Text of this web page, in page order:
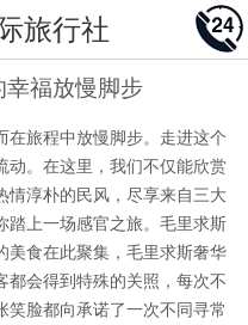
旅行社
福放慢脚步
在旅程中放慢脚步。走进这个
动。在这里，我们不仅能欣赏
情淳朴的民风，尽享来自三大
踏上一场感官之旅。毛里求斯
美食在此聚集，毛里求斯奢华
都会得到特殊的关照，每次不
笑脸都向承诺了一次不同寻常